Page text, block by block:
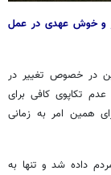
و خوش عهدی در عمل
در خصوص تغییر در
تکاپوی کافی برای
همین امر به زمانی
داده شد و تنها به